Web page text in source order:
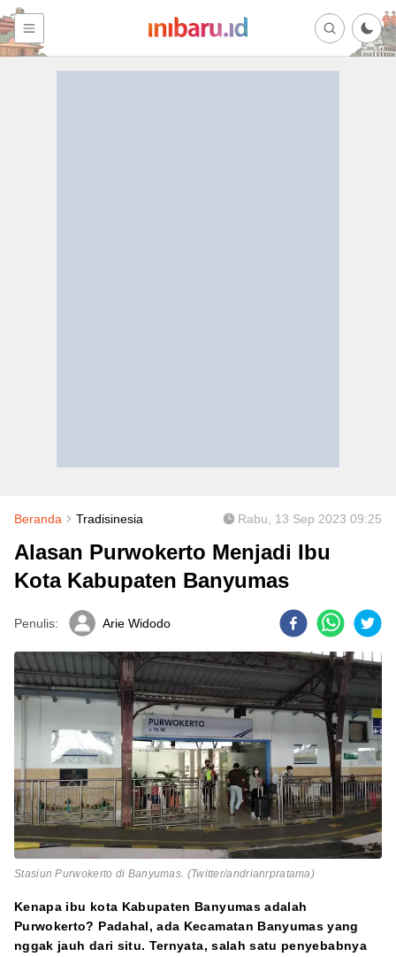
Beranda Tradisinesia Rabu, 13 Sep 2023 09:25
Alasan Purwokerto Menjadi Ibu
Kota Kabupaten Banyumas
Penulis: Arie Widodo
Stasiun Purwokerto di Banyumas. (Twitter/andrianrpratama)
Kenapa ibu kota Kabupaten Banyumas adalah
Purwokerto? Padahal, ada Kecamatan Banyumas yang
nggak jauh dari situ. Ternyata, salah satu penyebabnya